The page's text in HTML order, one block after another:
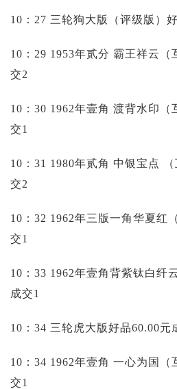
10：27 三轮狗大版（评级版）
10：29 1953年贰分 霸王祥云（
交2
10：30 1962年壹角 渡背水印（
交1
10：31 1980年贰角 中银宝点
交2
10：32 1962年三版一角华夏红
交1
10：33 1962年壹角背紫钛白纤
成交1
10：34 三轮虎大版好品60.00元
10：34 1962年壹角 一心为国（
交1